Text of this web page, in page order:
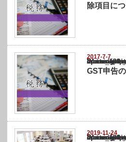
除項目につ
2017-7-7
Warning
: Undefined array key
/home/netst/kuno-
on line183
GST申告
2019-11-24
Warning
: Undefined array key
/home/netst/kuno-
on line183